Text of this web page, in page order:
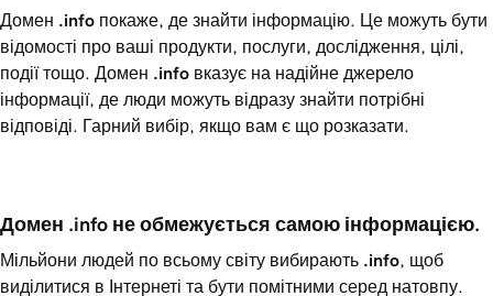
Домен .info покаже, де знайти інформацію. Це можуть бути
відомості про ваші продукти, послуги, дослідження, цілі,
події тощо. Домен .info вказує на надійне джерело
інформації, де люди можуть відразу знайти потрібні
відповіді. Гарний вибір, якщо вам є що розказати.
Домен .info не обмежується самою інформацією.
Мільйони людей по всьому світу вибирають .info , щоб
виділитися в Інтернеті та бути помітними серед натовпу.